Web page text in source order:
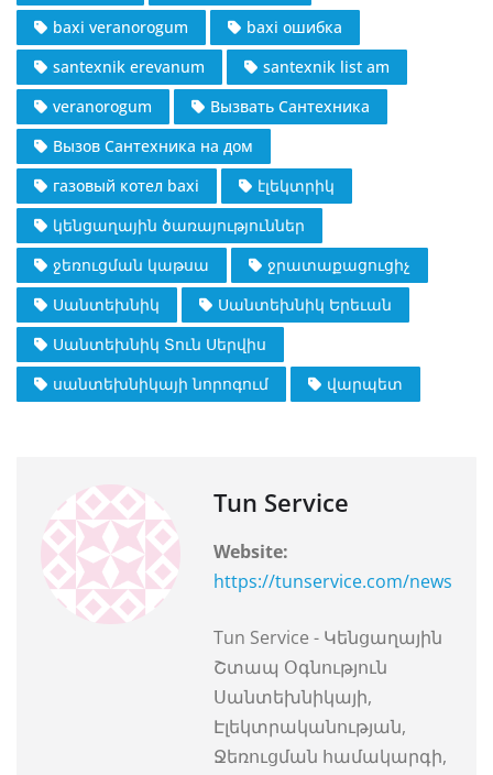
baxi veranorogum
baxi ошибка
santexnik erevanum
santexnik list am
veranorogum
Вызвать Сантехника
Вызов Сантехника на дом
газовый котел baxi
էլեկտրիկ
կենցաղային ծառայություններ
ջեռուցման կաթսա
ջրատաքացուցիչ
Սանտեխնիկ
Սանտեխնիկ Երեւան
Սանտեխնիկ Տուն Սերվիս
սանտեխնիկայի նորոգում
վարպետ
Tun Service
Website:
https://tunservice.com/news
Tun Service - Կենցաղային
Շտապ Օգնություն
Սանտեխնիկայի,
Էլեկտրականության,
Ջեռուցման համակարգի,